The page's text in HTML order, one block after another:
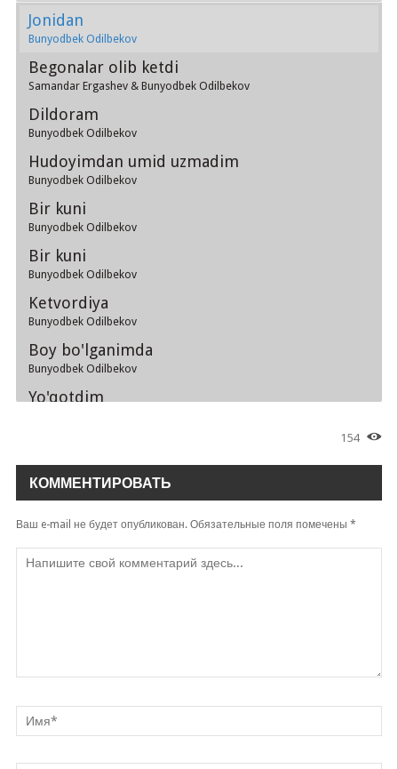
Jonidan
Bunyodbek Odilbekov
Begonalar olib ketdi
Samandar Ergashev & Bunyodbek Odilbekov
Dildoram
Bunyodbek Odilbekov
Hudoyimdan umid uzmadim
Bunyodbek Odilbekov
Bir kuni
Bunyodbek Odilbekov
Bir kuni
Bunyodbek Odilbekov
Ketvordiya
Bunyodbek Odilbekov
Boy bo'lganimda
Bunyodbek Odilbekov
Yo'qotdim
Bunyodbek Odilbekov
Bevafolarga
Bunyodbek Odilbekov
Bandasiga muxtoj qilmagin
Ketdingizmi bir so'zda turing
154
КОММЕНТИРОВАТЬ
Ваш e-mail не будет опубликован.Обязательные поля помечены *